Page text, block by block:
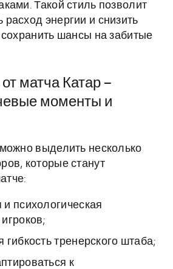
Такой стиль позволит
энергии и снизить
шансы на забитые
матча Катар –
моменты и
выделить несколько
которые станут
и психологическая
гибкость тренерского штаба;
к